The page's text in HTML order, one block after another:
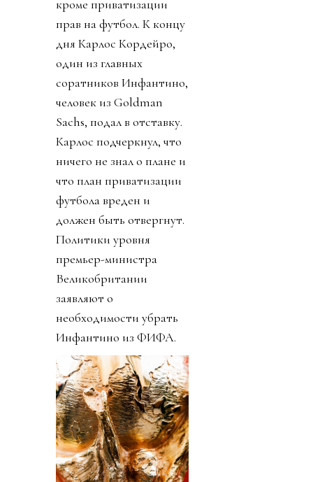
кроме приватизации
прав на футбол. К концу
дня Карлос Кордейро,
один из главных
соратников Инфантино,
человек из Goldman
Sachs, подал в отставку.
Карлос подчеркнул, что
ничего не знал о плане и
что план приватизации
футбола вреден и
должен быть отвергнут.
Политики уровня
премьер-министра
Великобритании
заявляют о
необходимости убрать
Инфантино из ФИФА.